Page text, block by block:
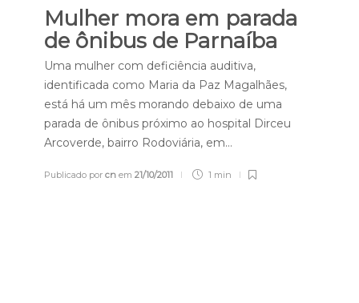
Mulher mora em parada
de ônibus de Parnaíba
Uma mulher com deficiência auditiva,
identificada como Maria da Paz Magalhães,
está há um mês morando debaixo de uma
parada de ônibus próximo ao hospital Dirceu
Arcoverde, bairro Rodoviária, em…
Publicado por cn em 21/10/2011 1 min